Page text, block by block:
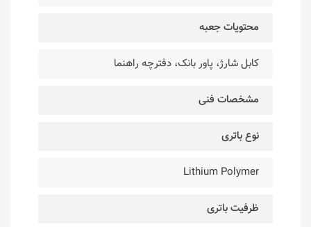
محتویات جعبه
کابل شارژ، پاور بانک، دفترچه راهنما
مشخصات فنی
نوع باتری
Lithium Polymer
ظرفیت باتری